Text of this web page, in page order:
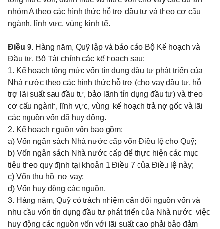
nhóm A theo các hình thức hỗ trợ đầu tư và theo cơ cấu
ngành, lĩnh vực, vùng kinh tế.
Điều 9. Hàng năm, Quỹ lập và báo cáo Bộ Kế hoạch và
Đầu tư, Bộ Tài chính các kế hoạch sau:
1. Kế hoạch tổng mức vốn tín dụng đầu tư phát triển của
Nhà nước theo các hình thức hỗ trợ (cho vay đầu tư, hỗ
trợ lãi suất sau đầu tư, bảo lãnh tín dụng đầu tư) và theo
cơ cấu ngành, lĩnh vực, vùng; kế hoạch trả nợ gốc và lãi
các nguồn vốn đã huy động.
2. Kế hoạch nguồn vốn bao gồm:
a) Vốn ngân sách Nhà nước cấp vốn Điều lệ cho Quỹ;
b) Vốn ngân sách Nhà nước cấp để thực hiện các mục
tiêu theo quy định tại khoản 1 Điều 7 của Điều lệ này;
c) Vốn thu hồi nợ vay;
d) Vốn huy động các nguồn.
3. Hàng năm, Quỹ có trách nhiệm cân đối nguồn vốn và
nhu cầu vốn tín dụng đầu tư phát triển của Nhà nước; việc
huy động các nguồn vốn với lãi suất cao phải bảo đảm